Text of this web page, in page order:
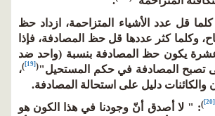
قل عدد الأشياء المتزاحمة، ازداد حظ
وكلما كثر عددها قل حظ المصادفة، فإذا
عشرة يكون حظ المصادفة بنسبة (واحد ضد
تصبح المصادفة في حكم المستحيل"(
[19]
)،
والكائنات دليل على استحالة المصادفة.
[20]
): " لا أصدق أنّ وجودنا في هذا الكون هو